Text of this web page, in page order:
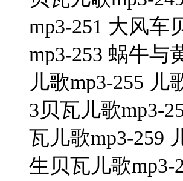
mp3-251 大风车
mp3-253 蜗牛与
儿歌mp3-255 儿
3贝瓦儿歌mp3-
瓦儿歌mp3-259
生贝瓦儿歌mp3-